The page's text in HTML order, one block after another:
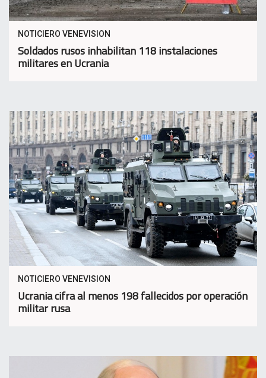
NOTICIERO VENEVISION
Soldados rusos inhabilitan 118 instalaciones
militares en Ucrania
NOTICIERO VENEVISION
Ucrania cifra al menos 198 fallecidos por operación
militar rusa